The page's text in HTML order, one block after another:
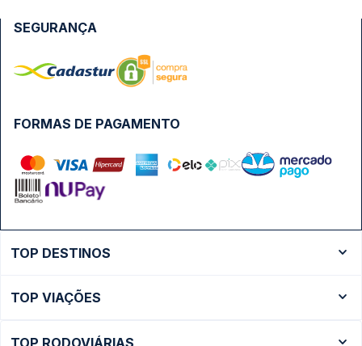
FORMAS DE PAGAMENTO
SEGURANÇA
TOP DESTINOS
Ônibus São Paulo
TOP VIAÇÕES
TOP RODOVIÁRIAS